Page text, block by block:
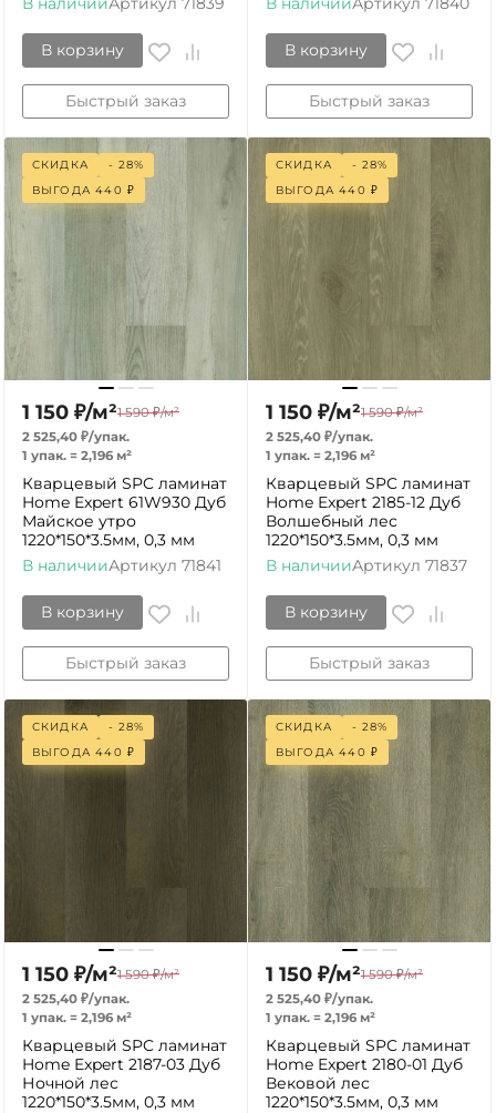
В корзину
Быстрый заказ
В корзину
Быстрый заказ
СКИДКА
- 28%
ВЫГОДА440 ₽
1 150 ₽/м²1 590 ₽/м²
2 525,40 ₽/упак.
1 упак. = 2,196 м²
Кварцевый SPC ламинат
Home Expert 61W930 Дуб
Майское утро
1220*150*3.5мм, 0,3 мм
В наличииАртикул 71841
В корзину
Быстрый заказ
СКИДКА
- 28%
ВЫГОДА440 ₽
1 150 ₽/м²1 590 ₽/м²
2 525,40 ₽/упак.
1 упак. = 2,196 м²
Кварцевый SPC ламинат
Home Expert 2185-12 Дуб
Волшебный лес
1220*150*3.5мм, 0,3 мм
В наличииАртикул 71837
В корзину
Быстрый заказ
СКИДКА
- 28%
ВЫГОДА440 ₽
1 150 ₽/м²1 590 ₽/м²
2 525,40 ₽/упак.
1 упак. = 2,196 м²
Кварцевый SPC ламинат
Home Expert 2187-03 Дуб
Ночной лес
1220*150*3.5мм, 0,3 мм
СКИДКА
- 28%
ВЫГОДА440 ₽
1 150 ₽/м²1 590 ₽/м²
2 525,40 ₽/упак.
1 упак. = 2,196 м²
Кварцевый SPC ламинат
Home Expert 2180-01 Дуб
Вековой лес
1220*150*3.5мм, 0,3 мм